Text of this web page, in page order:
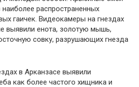
распространенных
гаичек. Видеокамеры на гнездах
выявили енота, золотую мышь,
совку, разрушающих гнезда
в Арканзасе выявили
как более частого хищника и